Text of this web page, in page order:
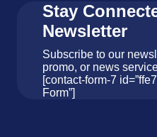
Stay
Newsletter
Subscribe to our
promo, or news
[contact-form-7
Form”]